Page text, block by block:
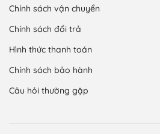
Chính sách vận chuyển
Chính sách đổi trả
Hình thức thanh toán
Chính sách bảo hành
Câu hỏi thường gặp